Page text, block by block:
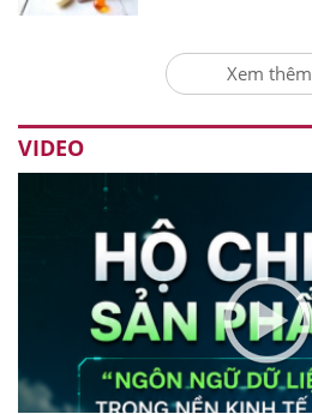
Xem thêm
VIDEO